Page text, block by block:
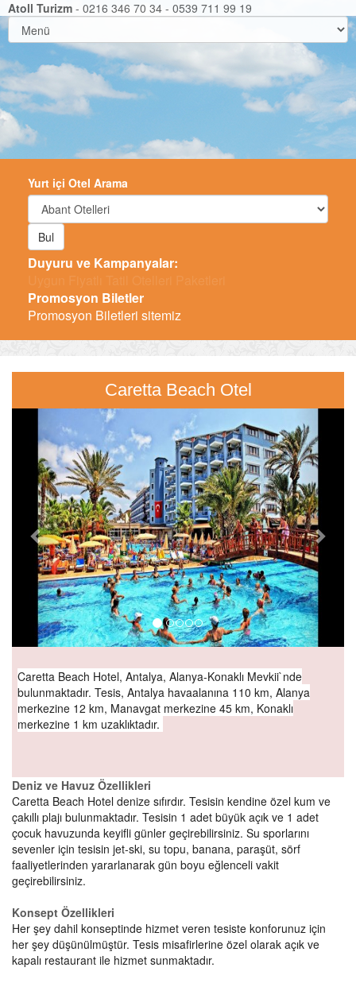
Atoll Turizm - 0216 346 70 34 - 0539 711 99 19
Yurt içi Otel Arama
Bul
Duyuru ve Kampanyalar:
Promosyon Biletler
Promosyon Biletleri sitemiz
Caretta Beach Otel
Caretta Beach Hotel, Antalya, Alanya-Konaklı Mevkii`nde
bulunmaktadır. Tesis, Antalya havaalanına 110 km, Alanya
merkezine 12 km, Manavgat merkezine 45 km, Konaklı
merkezine 1 km uzaklıktadır.
Deniz ve Havuz Özellikleri
Caretta Beach Hotel denize sıfırdır. Tesisin kendine özel kum ve
çakıllı plajı bulunmaktadır. Tesisin 1 adet büyük açık ve 1 adet
çocuk havuzunda keyifli günler geçirebilirsiniz. Su sporlarını
sevenler için tesisin jet-ski, su topu, banana, paraşüt, sörf
faaliyetlerinden yararlanarak gün boyu eğlenceli vakit
geçirebilirsiniz.
Konsept Özellikleri
Her şey dahil konseptinde hizmet veren tesiste konforunuz için
her şey düşünülmüştür. Tesis misafirlerine özel olarak açık ve
kapalı restaurant ile hizmet sunmaktadır.